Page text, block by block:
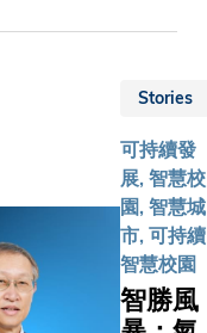
的真誠服
幾代科大
人的集體
回憶。媚
姐任職於
科大中餐
廳南北小
Stories
可持續發
展, 智慧校
園, 智慧城
市, 可持續
智慧校園
智勝風